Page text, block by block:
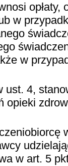
w
w
ust. 4,
opieki
w art. 5